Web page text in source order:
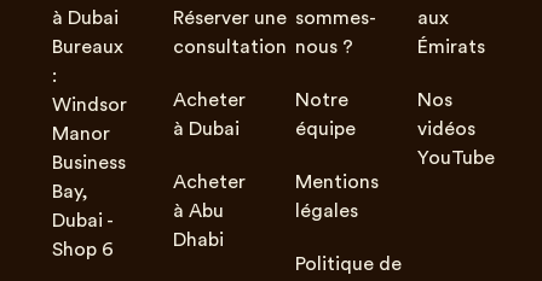
à Dubai
Bureaux
:
Windsor
Manor
Business
Bay,
Dubai -
Shop 6
Réserver une
consultation
Acheter
à Dubai
Acheter
à Abu
Dhabi
sommes-
nous ?
Notre
équipe
Mentions
légales
Politique de
aux
Émirats
Nos
vidéos
YouTube